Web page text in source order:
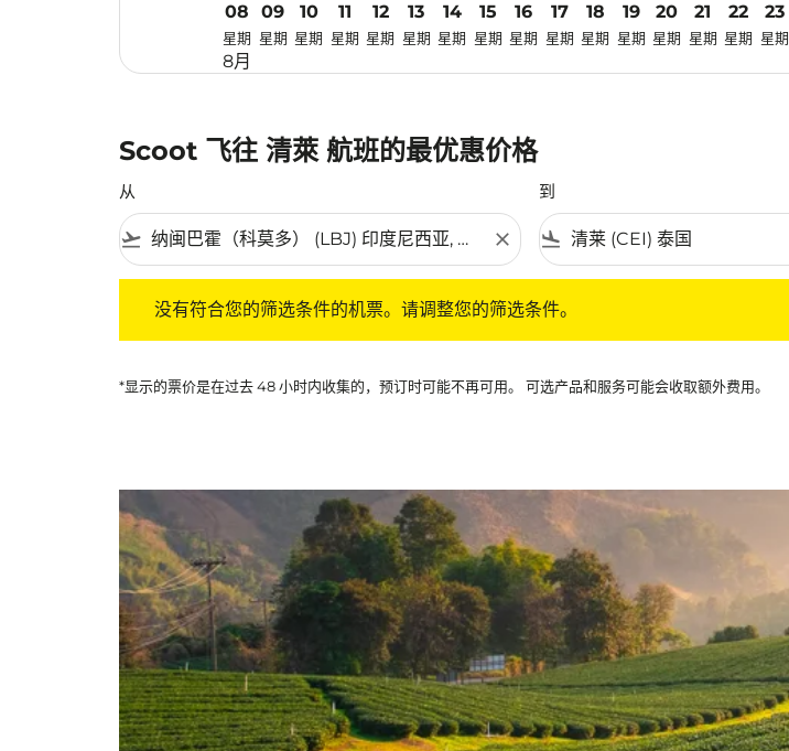
08
星期
8月
09
星期
10
星期
11
星期
12
星期
13
星期
14
星期
15
星期
16
星期
17
星期
18
星期
19
星期
20
星期
21
星期
22
星期
23
星期
Scoot 飞往 清萊 航班的最优惠价格
从
flight_takeoff close
到
flight_land
没有符合您的筛选条件的机票。请调整您的筛选条件。
*显示的票价是在过去 48 小时内收集的，预订时可能不再可用。 可选产品和服务可能会收取额外费用。